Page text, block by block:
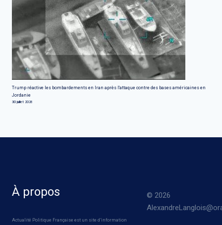
Trump réactive les bombardements en Iran après l'attaque contre des bases américaines en
Jordanie
30 juillet 2026
À propos
Actualité Politique Française est un site d’information
© 2026